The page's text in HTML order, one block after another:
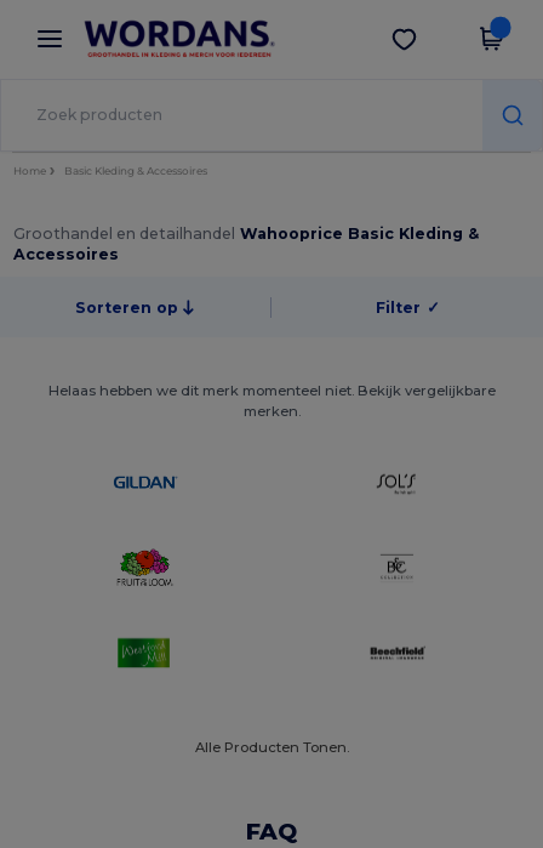
× Wordans-app
Betere prijzen in de app!
Download app
Home Basic Kleding & Accessoires
Groothandel en detailhandel Wahooprice Basic Kleding &
Accessoires
Sorteren op Filter ✓
Helaas hebben we dit merk momenteel niet. Bekijk vergelijkbare
merken.
Alle Producten Tonen.
FAQ